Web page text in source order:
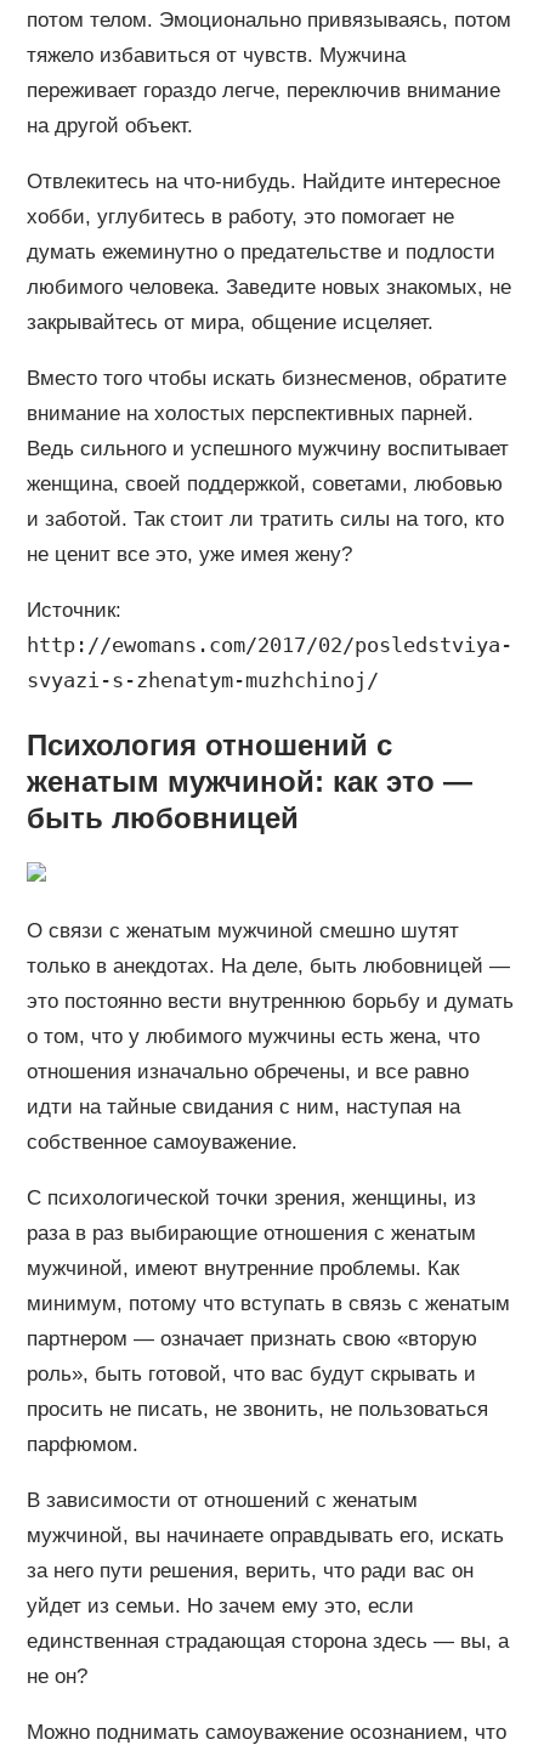
потом телом. Эмоционально привязываясь, потом
тяжело избавиться от чувств. Мужчина
переживает гораздо легче, переключив внимание
на другой объект.
Отвлекитесь на что-нибудь. Найдите интересное
хобби, углубитесь в работу, это помогает не
думать ежеминутно о предательстве и подлости
любимого человека. Заведите новых знакомых, не
закрывайтесь от мира, общение исцеляет.
Вместо того чтобы искать бизнесменов, обратите
внимание на холостых перспективных парней.
Ведь сильного и успешного мужчину воспитывает
женщина, своей поддержкой, советами, любовью
и заботой. Так стоит ли тратить силы на того, кто
не ценит все это, уже имея жену?
Источник:
http://ewomans.com/2017/02/posledstviya-
svyazi-s-zhenatym-muzhchinoj/
Психология отношений с
женатым мужчиной: как это —
быть любовницей
О связи с женатым мужчиной смешно шутят
только в анекдотах. На деле, быть любовницей —
это постоянно вести внутреннюю борьбу и думать
о том, что у любимого мужчины есть жена, что
отношения изначально обречены, и все равно
идти на тайные свидания с ним, наступая на
собственное самоуважение.
С психологической точки зрения, женщины, из
раза в раз выбирающие отношения с женатым
мужчиной, имеют внутренние проблемы. Как
минимум, потому что вступать в связь с женатым
партнером — означает признать свою «вторую
роль», быть готовой, что вас будут скрывать и
просить не писать, не звонить, не пользоваться
парфюмом.
В зависимости от отношений с женатым
мужчиной, вы начинаете оправдывать его, искать
за него пути решения, верить, что ради вас он
уйдет из семьи. Но зачем ему это, если
единственная страдающая сторона здесь — вы, а
не он?
Можно поднимать самоуважение осознанием, что